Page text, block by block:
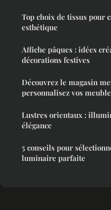
Top choix de tissus pour
esthétique
Affiche pâques : idées
décorations festives
Découvrez le magasin
personnalisez vos
Lustres orientaux :
élégance
5 conseils pour
luminaire parfaite